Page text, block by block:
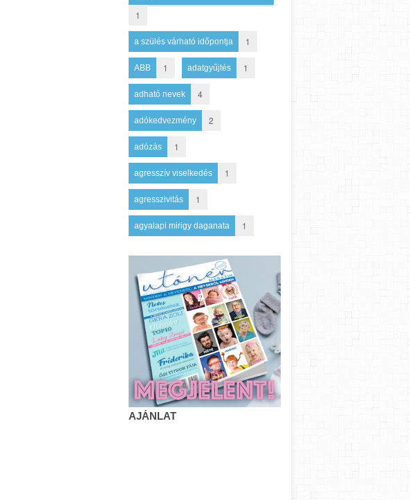
1
a szülés várható időpontja 1
ABB 1 adatgyűjtés 1
adható nevek 4
adókedvezmény 2
adózás 1
agresszív viselkedés 1
agresszivitás 1
agyalapi mirigy daganata 1
AJÁNLAT